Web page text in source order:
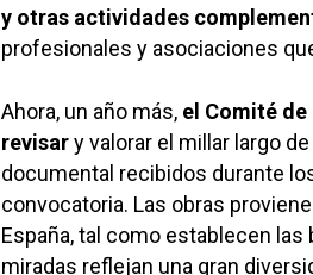
y otras actividades
profesionales y asociaciones
Ahora, un año más, el Comité
revisary valorar el millar largo
documental recibidos durante
convocatoria. Las obras
España, tal como establecen
miradas reflejan una gran